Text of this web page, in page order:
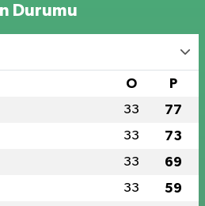
Durumu
O P
33 77
33 73
33 69
33 59